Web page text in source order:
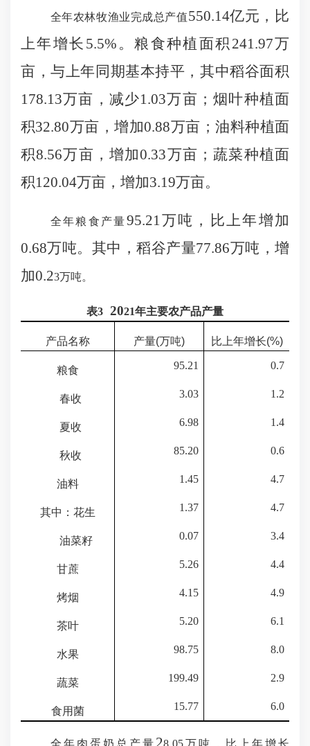
全年农林牧渔业完成总产值550.14亿元，比
上年增长5.5%。粮食种植面积241.97万
亩，与上年同期基本持平，其中稻谷面积
178.13万亩，减少1.03万亩；烟叶种植面
积32.80万亩，增加0.88万亩；油料种植面
积8.56万亩，增加0.33万亩；蔬菜种植面
积120.04万亩，增加3.19万亩。
全年粮食产量95.21万吨，比上年增加
0.68万吨。其中，稻谷产量77.86万吨，增
加0.23万吨。
表3 2021年主要农产品产量
产品名称 产量(万吨) 比上年增长(%)
粮食 95.21 0.7
春收 3.03 1.2
夏收 6.98 1.4
秋收 85.20 0.6
油料 1.45 4.7
其中：花生 1.37 4.7
油菜籽 0.07 3.4
甘蔗 5.26 4.4
烤烟 4.15 4.9
茶叶 5.20 6.1
水果 98.75 8.0
蔬菜 199.49 2.9
食用菌 15.77 6.0
全年肉蛋奶总产量 28.05万吨，比上年增长